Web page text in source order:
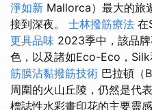
淨如新 Mallorca）最大的旅
接到深夜。 士林撥筋療法 在
更具品味 2023季中，該品
色，以及諸如Eco-Eco，Silk
筋膜沾黏撥筋技術 巴拉頓（
周圍的火山丘陵，仍然是代
標誌性水彩畫印花的主要靈